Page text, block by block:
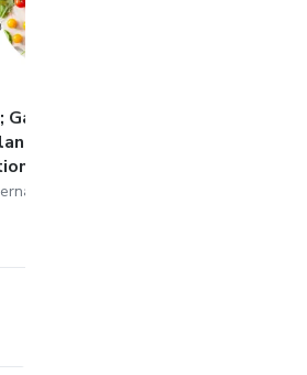
- A
To Body
Martins